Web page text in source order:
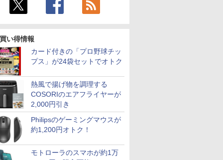
い得情報
カード付きの「プロ野球チッ
プス」が24袋セットでオトク
熱風で揚げ物を調理する
COSORIのエアフライヤーが
2,000円引き
Philipsのゲーミングマウスが
約1,200円オトク！
モトローラのスマホが約1万